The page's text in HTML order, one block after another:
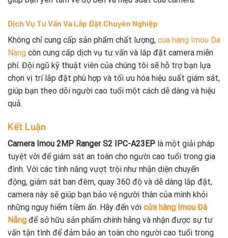
Dịch Vụ Tư Vấn Và Lắp Đặt Chuyên Nghiệp
Không chỉ cung cấp sản phẩm chất lượng, cua hang Imou Da
Nang còn cung cấp dịch vụ tư vấn và lắp đặt camera miễn
phí. Đội ngũ kỹ thuật viên của chúng tôi sẽ hỗ trợ bạn lựa
chọn vị trí lắp đặt phù hợp và tối ưu hóa hiệu suất giám sát,
giúp bạn theo dõi người cao tuổi một cách dễ dàng và hiệu
quả.
Kết Luận
Camera Imou 2MP Ranger S2 IPC-A23EP là một giải pháp
tuyệt vời để giám sát an toàn cho người cao tuổi trong gia
đình. Với các tính năng vượt trội như nhận diện chuyển
động, giám sát ban đêm, quay 360 độ và dễ dàng lắp đặt,
camera này sẽ giúp bạn bảo vệ người thân của mình khỏi
những nguy hiểm tiềm ẩn. Hãy đến với cửa hàng Imou Đà
Nẵng để sở hữu sản phẩm chính hãng và nhận được sự tư
vấn tận tình để đảm bảo an toàn cho người cao tuổi trong